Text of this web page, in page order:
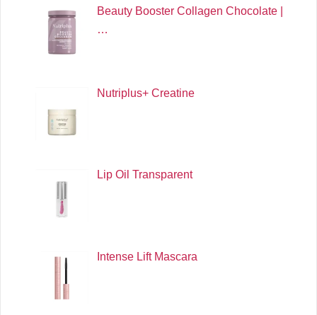
Beauty Booster Collagen Chocolate |
…
Nutriplus+ Creatine
Lip Oil Transparent
Intense Lift Mascara